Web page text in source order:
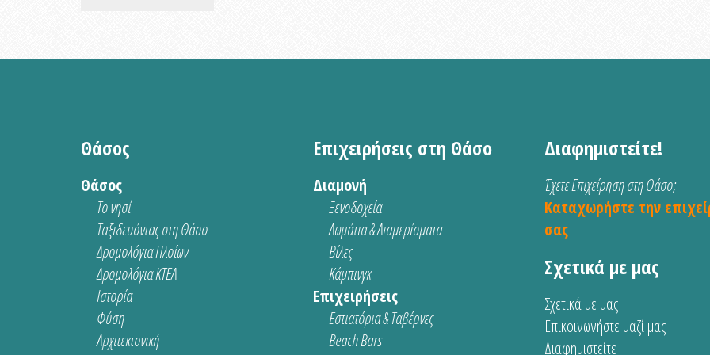
Θάσος
Θάσος
Το νησί
Ταξιδευόντας στη Θάσο
Δρομολόγια Πλοίων
Δρομολόγια ΚΤΕΛ
Ιστορία
Φύση
Αρχιτεκτονική
Επιχειρήσεις στη Θάσο
Διαμονή
Ξενοδοχεία
Δωμάτια & Διαμερίσματα
Βίλες
Κάμπινγκ
Επιχειρήσεις
Εστιατόρια & Ταβέρνες
Beach Bars
Διαφημιστείτε!
Έχετε Επιχείρηση στη Θάσο;
Καταχωρήστε την
σας
Σχετικά με μας
Σχετικά με μας
Επικοινωνήστε μαζί μας
Διαφημιστείτε